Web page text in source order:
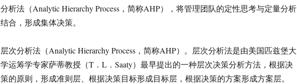
分析法（Analytic Hierarchy Process，简称AHP），将管理团队的定性思考与定量分析
结合，形成集体决策。
层次分析法（Analytic Hierarchy Process，简称AHP）。层次分析法是由美国匹兹堡大
学运筹学专家萨蒂教授（T．L．Saaty）最早提出的一种层次决策分析方法，根据决
策的原则，形成准则层、根据决策目标形成目标层，根据决策的方案形成方案层。